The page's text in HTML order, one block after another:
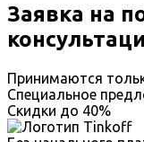
Заявка на
Принимаются
Специальное
Скидки до 40%